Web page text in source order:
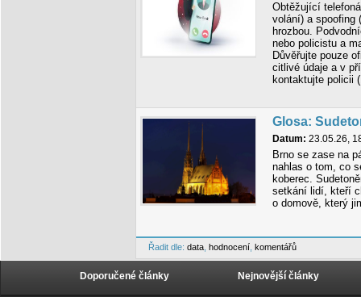
Obtěžující
volání) a spoofing
hrozbou.
nebo policistu a
Důvěřujte pouze
citlivé údaje a v
kontaktujte policii
Glosa:
Datum: 23.05.26,
Brno se zase na
nahlas o tom, co
koberec.
setkání lidí, kteří
o domově, který
Řadit dle: data hodnocení komentářů
Doporučené články Nejnovější články